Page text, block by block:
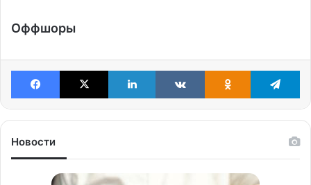
Оффшоры
Facebook X LinkedIn VKontakteOdnoklassniki
Новости